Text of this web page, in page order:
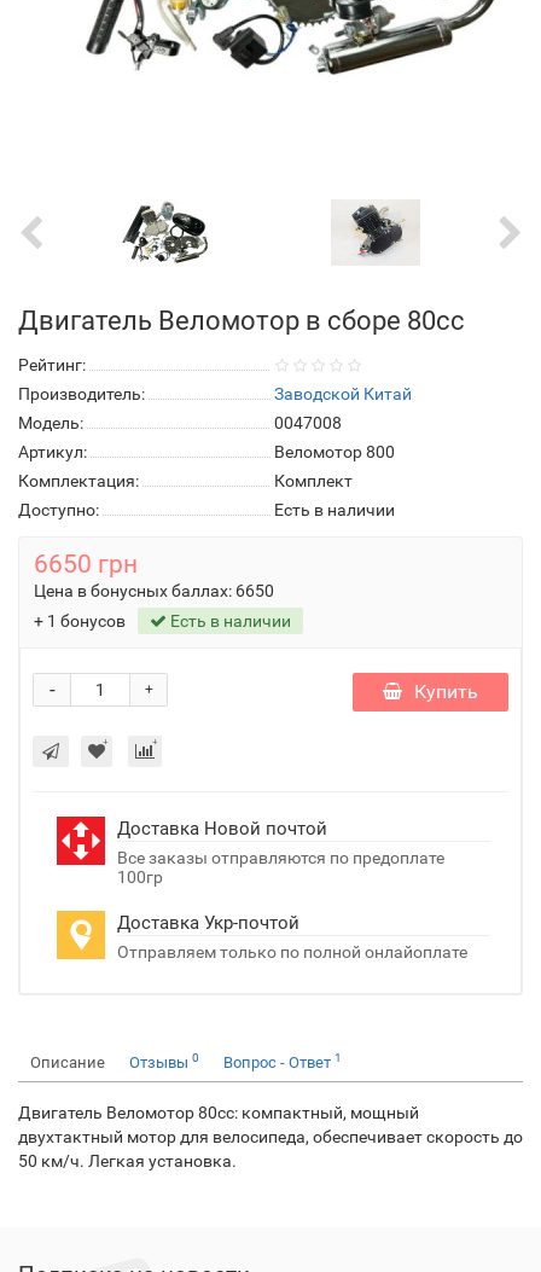
Двигатель Веломотор в сборе 80сс
Рейтинг:
Производитель:
Заводской Китай
Модель:
0047008
Артикул:
Веломотор 800
Комплектация:
Комплект
Доступно:
Есть в наличии
6650 грн
Цена в бонусных баллах: 6650
+ 1 бонусов
Есть в наличии
+
- Купить
Доставка Новой почтой
Все заказы отправляются по предоплате
100гр
Доставка Укр-почтой
Отправляем только по полной онлайоплате
Описание Отзывы 0 Вопрос - Ответ 1
Двигатель Веломотор 80сс: компактный, мощный
двухтактный мотор для велосипеда, обеспечивает скорость до
50 км/ч. Легкая установка.